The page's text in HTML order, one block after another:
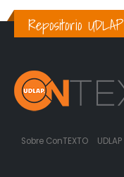
Repositorio UDLAP
Sobre ConTEXTO UDLAP